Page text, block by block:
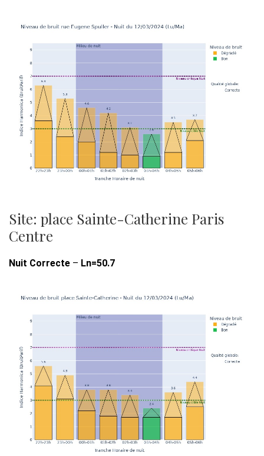
Site: place Sainte-Catherine Paris
Centre
Nuit Correcte – Ln=50.7